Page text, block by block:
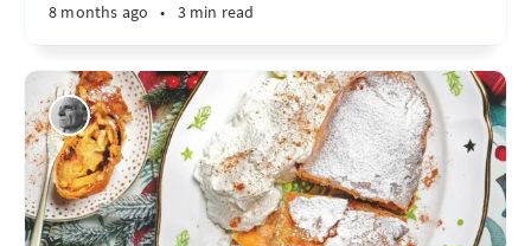
8 months ago • 3 min read